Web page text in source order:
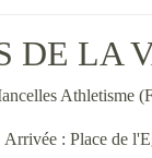
DE LA
Athletisme
: Place de